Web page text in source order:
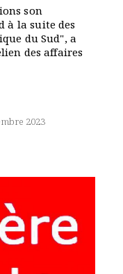
son
à la suite des
du Sud", a
des affaires
2023